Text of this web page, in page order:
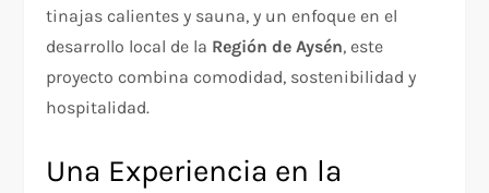
tinajas calientes y sauna, y un enfoque en el
desarrollo local de la Región de Aysén, este
proyecto combina comodidad, sostenibilidad y
hospitalidad.
Una Experiencia en la